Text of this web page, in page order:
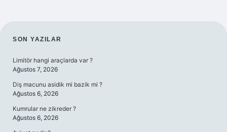
SIDEBAR
SON YAZILAR
Limitör hangi araçlarda var ?
Ağustos 7, 2026
Diş macunu asidik mi bazik mi ?
Ağustos 6, 2026
Kumrular ne zikreder ?
Ağustos 6, 2026